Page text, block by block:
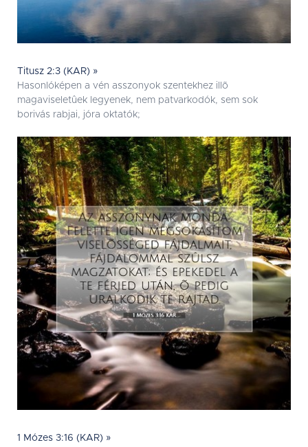
Titusz 2:3 (KAR) »
Hasonlóképen a vén asszonyok szentekhez illõ
magaviseletûek legyenek, nem patvarkodók, sem sok
borivás rabjai, jóra oktatók;
1 Mózes 3:16 (KAR) »